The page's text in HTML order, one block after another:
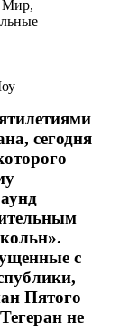
сегодня
с
Пятого
не